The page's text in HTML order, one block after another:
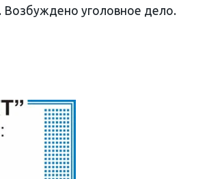
Возбуждено уголовное дело.